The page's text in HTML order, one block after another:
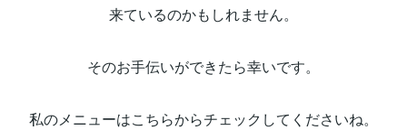
来ているのかもしれません。
そのお手伝いができたら幸いです。
私のメニューはこちらからチェックしてくださいね。